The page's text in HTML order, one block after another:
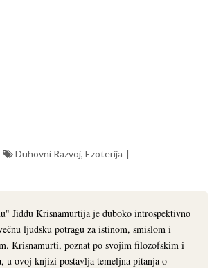
Duhovni Razvoj, Ezoterija
Jiddu Krisnamurtija je duboko introspektivno
ljudsku potragu za istinom, smislom i
Krisnamurti, poznat po svojim filozofskim i
u ovoj knjizi postavlja temeljna pitanja o